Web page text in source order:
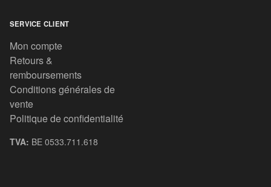
SERVICE CLIENT
Mon compte
Retours &
remboursements
Conditions générales de
vente
Politique de confidentialité
TVA: BE 0533.711.618